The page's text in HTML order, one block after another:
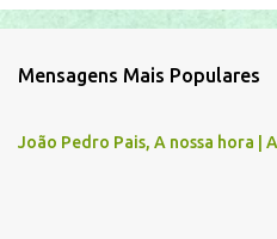
e
t
Mensagens Mais Populares
João Pedro Pais, A nossa hora |